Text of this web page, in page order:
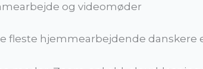
og videomøder
fleste hjemmearbejdende